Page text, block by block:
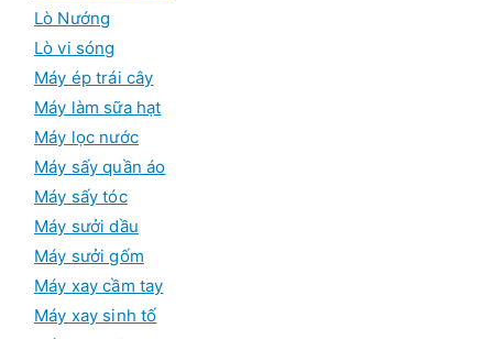
Lò Nướng
Lò vi sóng
Máy ép trái cây
Máy làm sữa hạt
Máy lọc nước
Máy sấy quần áo
Máy sấy tóc
Máy sưởi dầu
Máy sưởi gốm
Máy xay cầm tay
Máy xay sinh tố